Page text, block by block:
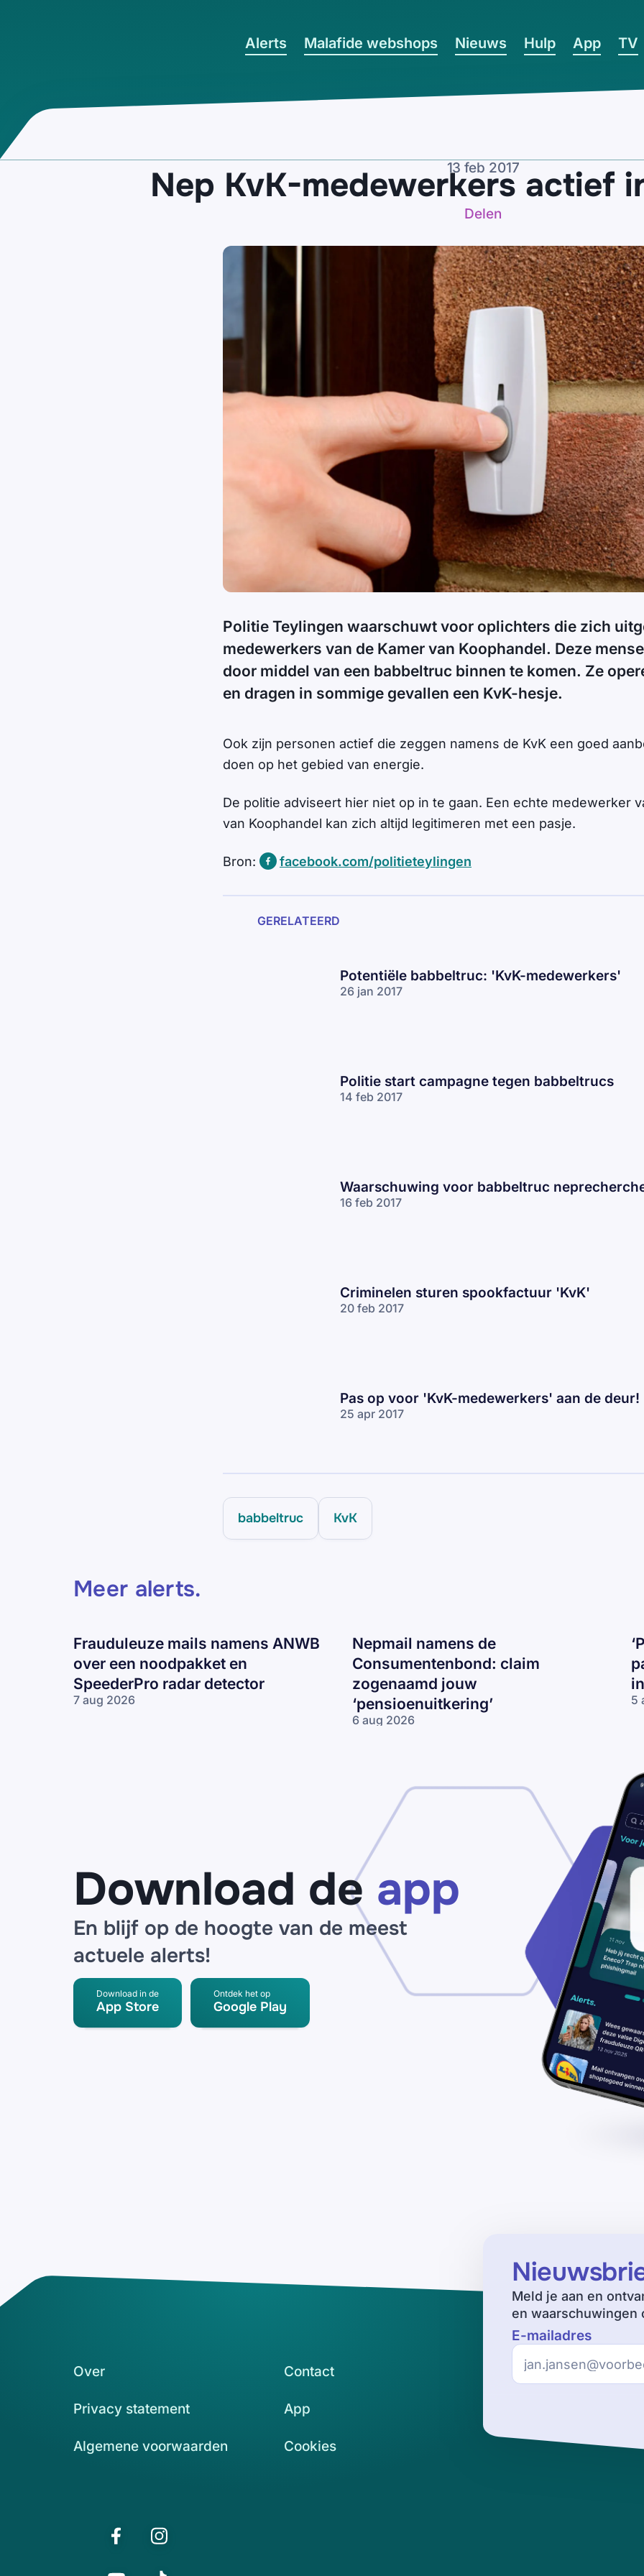
Alerts Malafide webshops Nieuws Hulp App TV
13 feb 2017
Nep KvK-medewerkers actief
Delen
Politie Teylingen waarschuwt voor oplichters die zich
medewerkers van de Kamer van Koophandel. Deze
door middel van een babbeltruc binnen te komen. Ze
en dragen in sommige gevallen een KvK-hesje.
Ook zijn personen actief die zeggen namens de KvK een goed
doen op het gebied van energie.
De politie adviseert hier niet op in te gaan. Een echte medewerker
van Koophandel kan zich altijd legitimeren met een pasje.
Bron: facebook.com/politieteylingen
GERELATEERD
Potentiële babbeltruc: 'KvK-medewerkers'
26 jan 2017
Politie start campagne tegen babbeltrucs
14 feb 2017
Waarschuwing voor babbeltruc
16 feb 2017
Criminelen sturen spookfactuur 'KvK'
20 feb 2017
Pas op voor 'KvK-medewerkers' aan de deur!
25 apr 2017
babbeltruc KvK
Meer alerts.
Frauduleuze mails namens ANWB
over een noodpakket en
SpeederPro radar detector
7 aug 2026
Nepmail namens de
Consumentenbond: claim
zogenaamd jouw
‘pensioenuitkering’
6 aug 2026
‘pensioenuitkering’
5
Download de app
En blijf op de hoogte van de meest
actuele alerts!
Download in de
App Store
Ontdek het op
Google Play
Meld je aan en
en waarschuwingen
E-mailadres
Over Contact
Privacy statement App
Algemene voorwaarden Cookies